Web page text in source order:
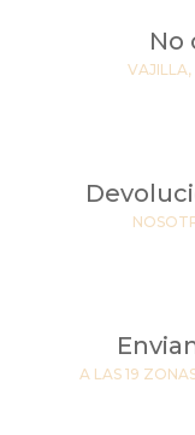
No
A LAS 19